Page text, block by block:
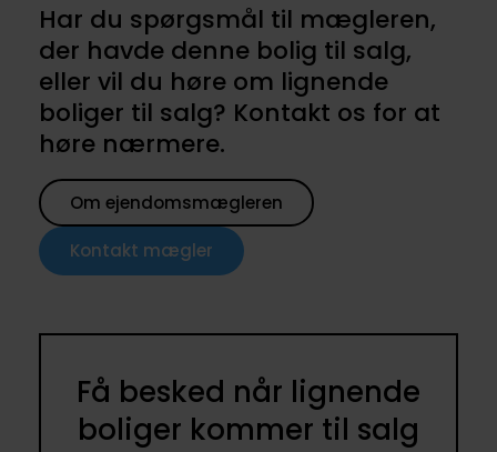
Har du spørgsmål til mægleren,
der havde denne bolig til salg,
eller vil du høre om lignende
boliger til salg? Kontakt os for at
høre nærmere.
Om ejendomsmægleren
Kontakt mægler
Få besked når lignende
boliger kommer til salg